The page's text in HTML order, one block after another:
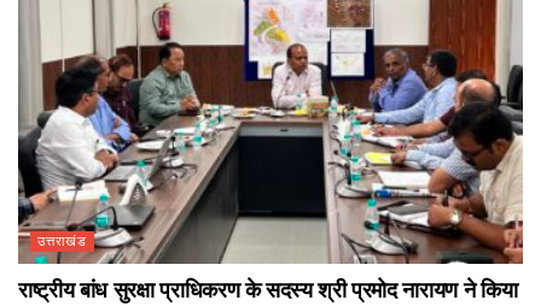
उत्तराखंड
राष्ट्रीय बांध सुरक्षा प्राधिकरण के सदस्य श्री प्रमोद नारायण ने किया